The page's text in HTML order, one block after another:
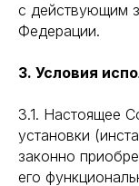
с действующим
Федерации.
3. Условия
3.1. Настоящее
установки
законно
его